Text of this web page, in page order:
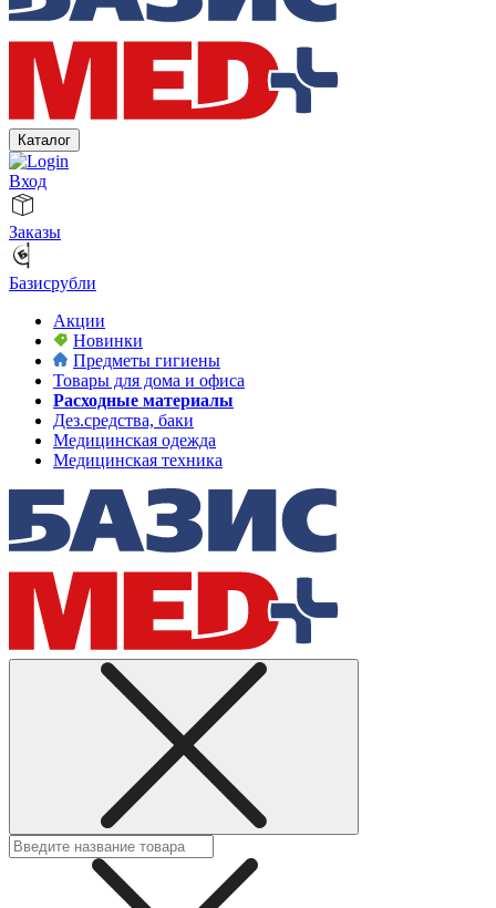
Каталог
Вход
Заказы
Базисрубли
Акции
Новинки
Предметы гигиены
Товары для дома и офиса
Расходные материалы
Дез.средства, баки
Медицинская одежда
Медицинская техника